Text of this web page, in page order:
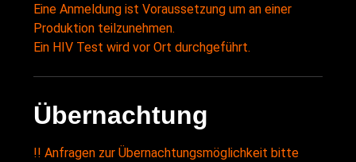
Eine Anmeldung ist Voraussetzung um an einer
Produktion teilzunehmen.
Ein HIV Test wird vor Ort durchgeführt.
Übernachtung
!! Anfragen zur Übernachtungsmöglichkeit bitte